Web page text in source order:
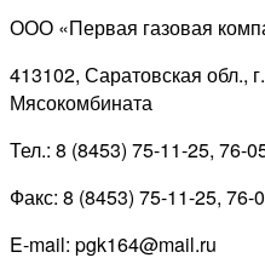
ООО «Первая газовая
413102, Саратовская обл.,
Мясокомбината
Тел.: 8 (8453) 75-11-25, 76-
Факс: 8 (8453) 75-11-25, 76-
E-mail: pgk164@mail.ru